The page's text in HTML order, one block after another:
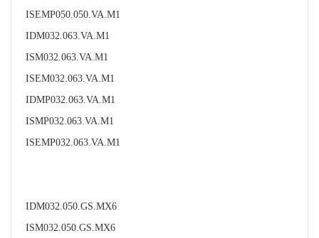
ISEMP050.050.VA.M1
IDM032.063.VA.M1
ISM032.063.VA.M1
ISEM032.063.VA.M1
IDMP032.063.VA.M1
ISMP032.063.VA.M1
ISEMP032.063.VA.M1
IDM032.050.GS.MX6
ISM032.050.GS.MX6